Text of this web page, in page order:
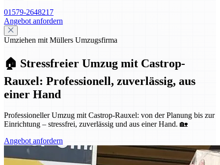
01579-2648217
Angebot anfordern
Umziehen mit Müllers Umzugsfirma
🏠 Stressfreier Umzug mit Castrop-
Rauxel: Professionell, zuverlässig, aus
einer Hand
Professioneller Umzug mit Castrop-Rauxel: von der Planung bis zur
Einrichtung – stressfrei, zuverlässig und aus einer Hand. 🏡
Angebot anfordern